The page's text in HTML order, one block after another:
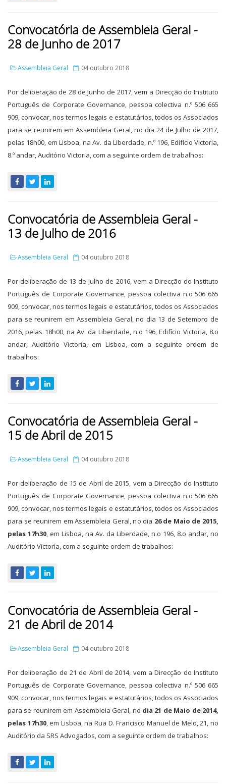
Convocatória de Assembleia Geral -
28 de Junho de 2017
Assembleia Geral 04 outubro 2018
Por deliberação de 28 de Junho de 2017, vem a Direcção do Instituto
Português de Corporate Governance, pessoa colectiva n.º 506 665
909, convocar, nos termos legais e estatutários, todos os Associados
para se reunirem em Assembleia Geral, no dia 24 de Julho de 2017,
pelas 18h00, em Lisboa, na Av. da Liberdade, n.º 196, Edifício Victoria,
8.º andar, Auditório Victoria, com a seguinte ordem de trabalhos:
Convocatória de Assembleia Geral -
13 de Julho de 2016
Assembleia Geral 04 outubro 2018
Por deliberação de 13 de Julho de 2016, vem a Direcção do Instituto
Português de Corporate Governance, pessoa colectiva n.o 506 665
909, convocar, nos termos legais e estatutários, todos os Associados
para se reunirem em Assembleia Geral, no dia 13 de Setembro de
2016, pelas 18h00, na Av. da Liberdade, n.o 196, Edifício Victoria, 8.o
andar, Auditório Victoria, em Lisboa, com a seguinte ordem de
trabalhos:
Convocatória de Assembleia Geral -
15 de Abril de 2015
Assembleia Geral 04 outubro 2018
Por deliberação de 15 de Abril de 2015, vem a Direcção do Instituto
Português de Corporate Governance, pessoa colectiva n.o 506 665
909, convocar, nos termos legais e estatutários, todos os Associados
para se reunirem em Assembleia Geral, no dia 26 de Maio de 2015,
pelas 17h30, em Lisboa, na Av. da Liberdade, n.o 196, 8.o andar, no
Auditório Victoria, com a seguinte ordem de trabalhos:
Convocatória de Assembleia Geral -
21 de Abril de 2014
Assembleia Geral 04 outubro 2018
Por deliberação de 21 de Abril de 2014, vem a Direcção do Instituto
Português de Corporate Governance, pessoa colectiva n.º 506 665
909, convocar, nos termos legais e estatutários, todos os Associados
para se reunirem em Assembleia Geral, no dia 21 de Maio de 2014,
pelas 17h30, em Lisboa, na Rua D. Francisco Manuel de Melo, 21, no
Auditório da SRS Advogados, com a seguinte ordem de trabalhos: